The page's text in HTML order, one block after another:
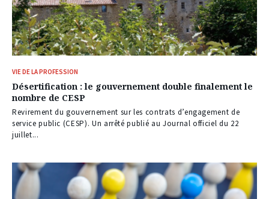
VIE DE LA PROFESSION
Désertification : le gouvernement double finalement le
nombre de CESP
Revirement du gouvernement sur les contrats d’engagement de
service public (CESP). Un arrêté publié au Journal officiel du 22
juillet...